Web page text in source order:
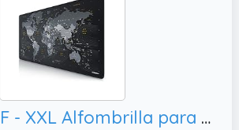
TITANWOLF - XXL Alfombrilla para ratón 900 x 400 mm - Speed Gaming Mousepad - Mouse Pad para Ordenador - Base para Mesa Grandes Dimensiones - Diseño: Planisferio